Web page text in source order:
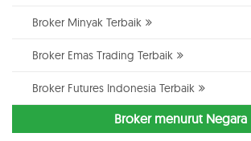
Broker Minyak Terbaik
Broker Emas Trading Terbaik
Broker Futures Indonesia Terbaik
Broker menurut Negara